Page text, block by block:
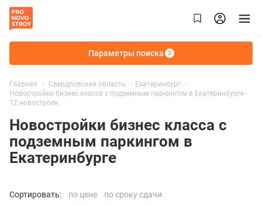
Параметры поиска 2
Главная Свердловская область
Екатеринбург
Новостройки бизнес класса с подземным паркингом в Екатеринбурге -
12 новостроек
Новостройки бизнес класса с
подземным паркингом в
Екатеринбурге
Сортировать: по цене по сроку сдачи